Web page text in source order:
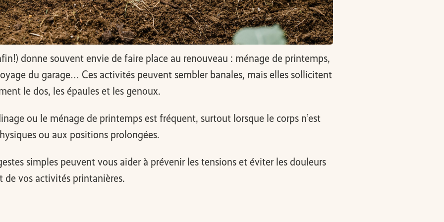
donne souvent envie de faire place au renouveau : ménage de printemps,
du garage… Ces activités peuvent sembler banales, mais elles sollicitent
le dos, les épaules et les genoux.
ou le ménage de printemps est fréquent, surtout lorsque le corps n’est
ou aux positions prolongées.
simples peuvent vous aider à prévenir les tensions et éviter les douleurs
vos activités printanières.